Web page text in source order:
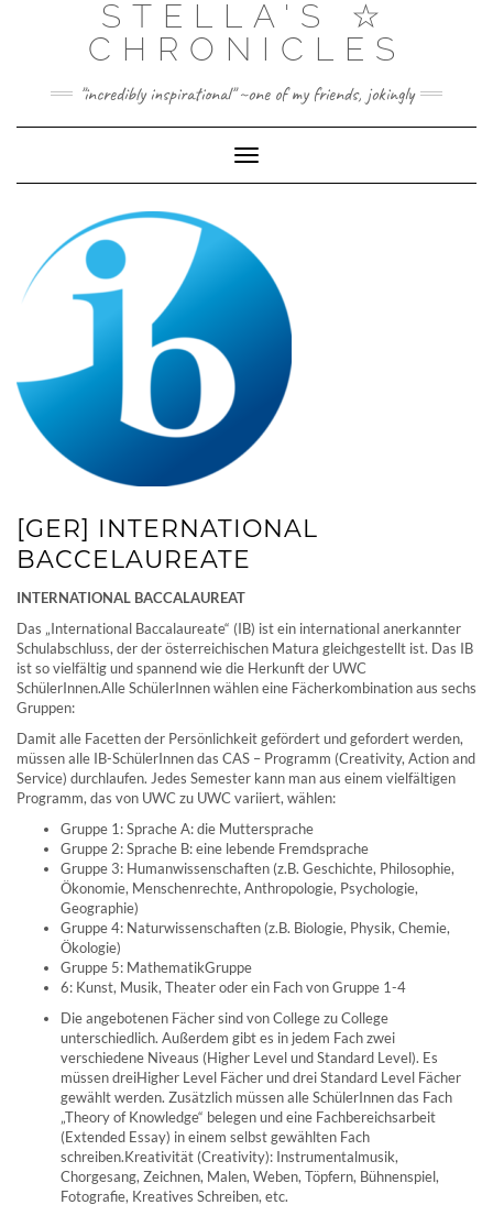
STELLA'S ☆
CHRONICLES
"incredibly inspirational" ~one of my friends, jokingly
Toggle Navigation
[GER] INTERNATIONAL
BACCELAUREATE
INTERNATIONAL BACCALAUREAT
Das „International Baccalaureate“ (IB) ist ein international anerkannter
Schulabschluss, der der österreichischen Matura gleichgestellt ist. Das IB
ist so vielfältig und spannend wie die Herkunft der UWC
SchülerInnen.Alle SchülerInnen wählen eine Fächerkombination aus sechs
Gruppen:
Damit alle Facetten der Persönlichkeit gefördert und gefordert werden,
müssen alle IB-SchülerInnen das CAS – Programm (Creativity, Action and
Service) durchlaufen. Jedes Semester kann man aus einem vielfältigen
Programm, das von UWC zu UWC variiert, wählen:
Gruppe 1: Sprache A: die Muttersprache
Gruppe 2: Sprache B: eine lebende Fremdsprache
Gruppe 3: Humanwissenschaften (z.B. Geschichte, Philosophie,
Ökonomie, Menschenrechte, Anthropologie, Psychologie,
Geographie)
Gruppe 4: Naturwissenschaften (z.B. Biologie, Physik, Chemie,
Ökologie)
Gruppe 5: MathematikGruppe
6: Kunst, Musik, Theater oder ein Fach von Gruppe 1-4
Die angebotenen Fächer sind von College zu College
unterschiedlich. Außerdem gibt es in jedem Fach zwei
verschiedene Niveaus (Higher Level und Standard Level). Es
müssen dreiHigher Level Fächer und drei Standard Level Fächer
gewählt werden. Zusätzlich müssen alle SchülerInnen das Fach
„Theory of Knowledge“ belegen und eine Fachbereichsarbeit
(Extended Essay) in einem selbst gewählten Fach
schreiben.Kreativität (Creativity): Instrumentalmusik,
Chorgesang, Zeichnen, Malen, Weben, Töpfern, Bühnenspiel,
Fotografie, Kreatives Schreiben, etc.